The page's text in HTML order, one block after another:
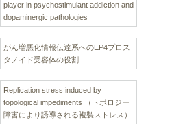
player in psychostimulant addiction and
dopaminergic pathologies
がん増悪化情報伝達系へのEP4プロス
タノイド受容体の役割
Replication stress induced by
topological impediments （トポロジー
障害により誘導される複製ストレス）